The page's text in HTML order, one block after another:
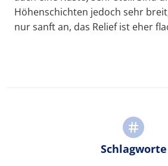
Höhenschichten jedoch sehr
nur sanft an, das Relief ist eher
Schlagworte